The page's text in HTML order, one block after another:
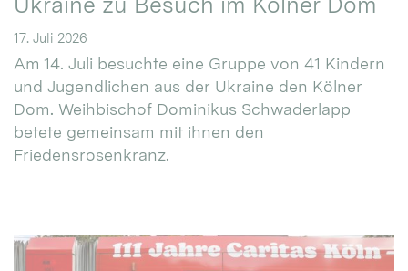
17. Juli 2026
Am 14. Juli besuchte eine Gruppe von 41 Kindern
und Jugendlichen aus der Ukraine den Kölner
Dom. Weihbischof Dominikus Schwaderlapp
betete gemeinsam mit ihnen den
Friedensrosenkranz.